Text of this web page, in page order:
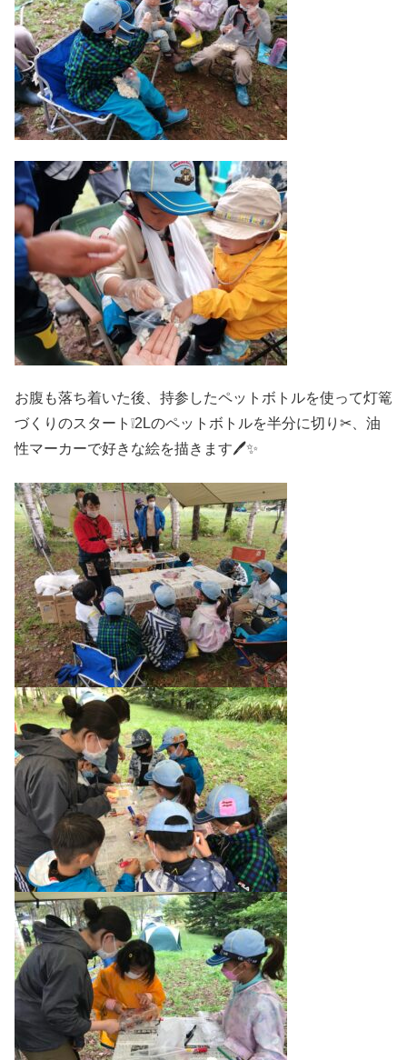
お腹も落ち着いた後、持参したペットボトルを使って灯篭
づくりのスタート❕2Lのペットボトルを半分に切り✂、油
性マーカーで好きな絵を描きます🖊✨